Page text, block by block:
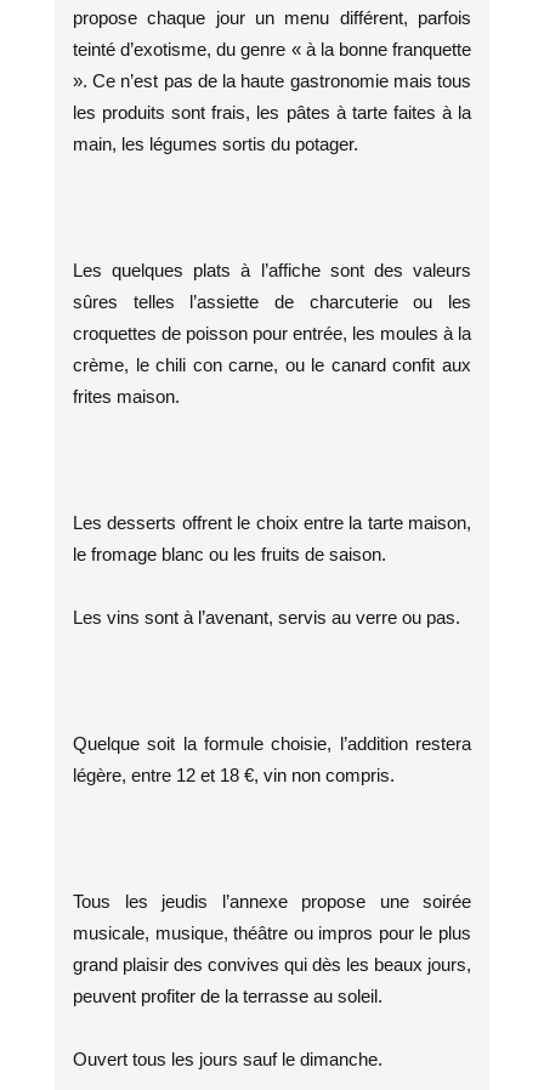
propose chaque jour un menu différent, parfois
teinté d’exotisme, du genre « à la bonne franquette
». Ce n’est pas de la haute gastronomie mais tous
les produits sont frais, les pâtes à tarte faites à la
main, les légumes sortis du potager.
Les quelques plats à l’affiche sont des valeurs
sûres telles l’assiette de charcuterie ou les
croquettes de poisson pour entrée, les moules à la
crème, le chili con carne, ou le canard confit aux
frites maison.
Les desserts offrent le choix entre la tarte maison,
le fromage blanc ou les fruits de saison.
Les vins sont à l’avenant, servis au verre ou pas.
Quelque soit la formule choisie, l’addition restera
légère, entre 12 et 18 €, vin non compris.
Tous les jeudis l’annexe propose une soirée
musicale, musique, théâtre ou impros pour le plus
grand plaisir des convives qui dès les beaux jours,
peuvent profiter de la terrasse au soleil.
Ouvert tous les jours sauf le dimanche.